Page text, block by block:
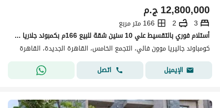
ج.م12,800,000
3
2
166 متر مربع
أستلام فوري بالتقسيط علي 10 سنين شقة للبيع 166م بكمبوند جلاريا مون فالي
كومباوند جاليريا موون فالي، التجمع الخامس، القاهرة الجديدة، القاهرة
الإيميل
اتصل